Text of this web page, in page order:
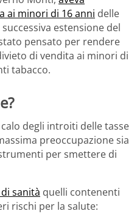
ai minori di 16 anni delle
estensione del
pensato per rendere
di vendita ai minori di
tabacco.
degli introiti delle tasse
preoccupazione sia
per smettere di
sanità quelli contenenti
rischi per la salute: